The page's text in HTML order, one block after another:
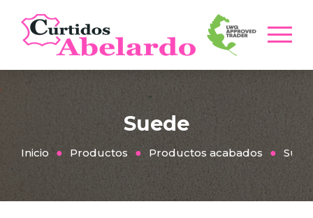
Suede
Inicio Productos Productos acabados